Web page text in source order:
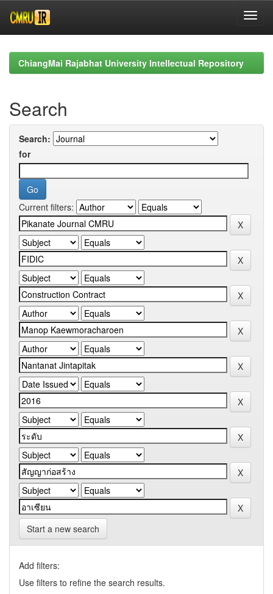
navigationChiangMai Rajabhat University Intellectual Repository
Search
Search:
for
Current filters:
Start a new search
Add filters:
Use filters to refine the search results.